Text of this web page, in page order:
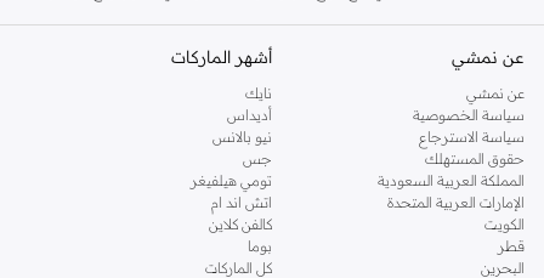
كنت تقومين بتجديد خزانة ملابسك الملائمة للعمل، البحث عن فستان مثالي للحفلات او
اليه.
تسوقي دوروثي بيركنز اون لاين مسقط
تسوقي دوروثي بيركنز اون لاين من نمشي واستمتعي باكثر من الف ستايل من مجموعة
دوروثي بيركنز الشهيرة. تصفحي المجموعة كاملة في متجر دوروثي بيركنز اون لاين او
استخدمي القائمة لتحديد تجربة تسوق دوروثي بيركنز اون لاين. خدمة التوصيل السريعة
والدعم الاستثنائي يضمن لك تجربة تسوق ممتعة دائما مع نمشي.
عن نمشي
عن نمشي
سياسة الخصوصية
سياسة الاسترجاع
حقوق المستهلك
المملكة العربية السعودية
الإمارات العربية المتحدة
الكويت
قطر
البحرين
أشهر الماركات
نايك
أديداس
نيو بالانس
جس
تومي هيلفيغر
اتش اند ام
كالفن كلاين
بوما
كل الماركات